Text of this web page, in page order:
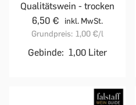
Qualitätswein - trocken
6,50 €
inkl. MwSt.
Grundpreis: 1,00 €/l
Gebinde: 1,00 Liter